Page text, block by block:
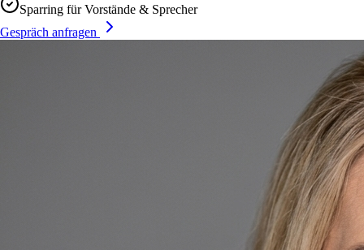
Sparring für Vorstände & Sprecher
Gespräch anfragen